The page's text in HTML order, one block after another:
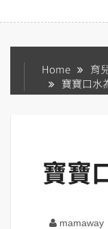
Home 育
寶寶口水
寶寶
mamaway